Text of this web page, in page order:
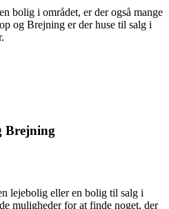
bolig i området, er der også mange
og Brejning er der huse til salg i
Brejning
lejebolig eller en bolig til salg i
muligheder for at finde noget, der